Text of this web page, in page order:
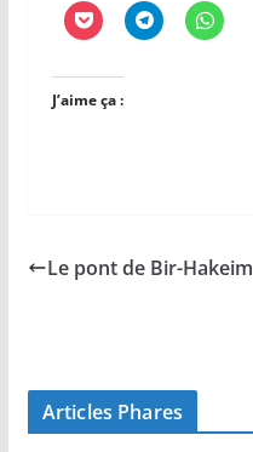
J’aime ça :
Le pont de Bir-Hakeim
Articles Phares